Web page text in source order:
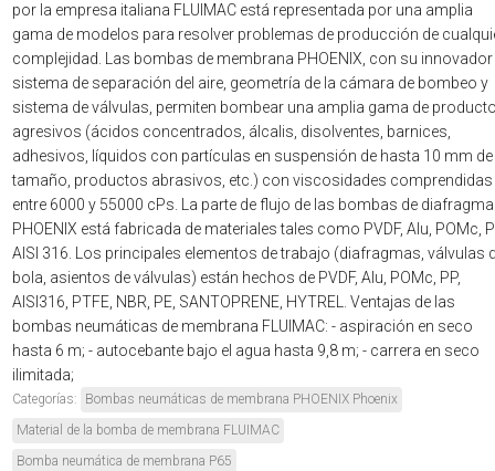
por la empresa italiana FLUIMAC está representada por una amplia
gama de modelos para resolver problemas de producción de
complejidad. Las bombas de membrana PHOENIX, con su innovador
sistema de separación del aire, geometría de la cámara de bombeo y
sistema de válvulas, permiten bombear una amplia gama de
agresivos (ácidos concentrados, álcalis, disolventes, barnices,
adhesivos, líquidos con partículas en suspensión de hasta 10 mm de
tamaño, productos abrasivos, etc.) con viscosidades comprendidas
entre 6000 y 55000 cPs. La parte de flujo de las bombas de diafragma
PHOENIX está fabricada de materiales tales como PVDF, Alu, POMc,
AISI 316. Los principales elementos de trabajo (diafragmas, válvulas
bola, asientos de válvulas) están hechos de PVDF, Alu, POMc, PP,
AISI316, PTFE, NBR, PE, SANTOPRENE, HYTREL. Ventajas de las
bombas neumáticas de membrana FLUIMAC: - aspiración en seco
hasta 6 m; - autocebante bajo el agua hasta 9,8 m; - carrera en seco
ilimitada;
Categorías:
Bombas neumáticas de membrana PHOENIX Phoenix
Material de la bomba de membrana FLUIMAC
Bomba neumática de membrana P65